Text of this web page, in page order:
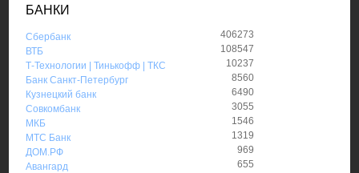
БАНКИ
Сбербанк
406273
ВТБ
108547
Т-Технологии | Тинькофф | ТКС
10237
Банк Санкт-Петербург
8560
Кузнецкий банк
6490
Совкомбанк
3055
МКБ
1546
МТС Банк
1319
ДОМ.РФ
969
Авангард
655